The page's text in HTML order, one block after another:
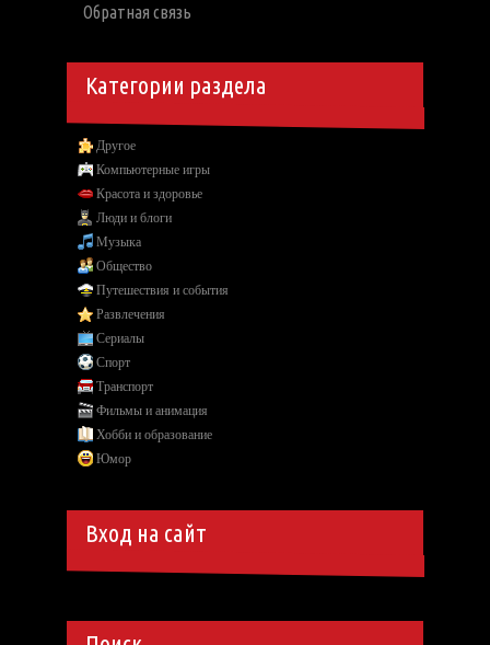
Обратная связь
Категории раздела
Другое
Компьютерные игры
Красота и здоровье
Люди и блоги
Музыка
Общество
Путешествия и события
Развлечения
Сериалы
Спорт
Транспорт
Фильмы и анимация
Хобби и образование
Юмор
Вход на сайт